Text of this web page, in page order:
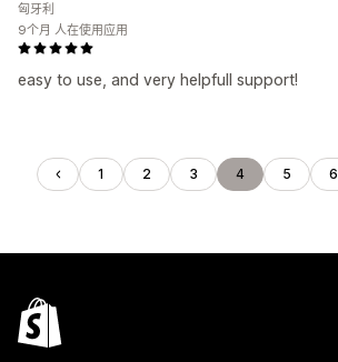
easy to use, and very helpfull support!
匈牙利
9个月 人在使用应用
1 2 3 4 5 6